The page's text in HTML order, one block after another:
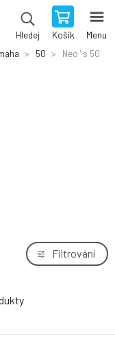
Hledej Košík Menu
50 Neo ' s 50
Filtrování